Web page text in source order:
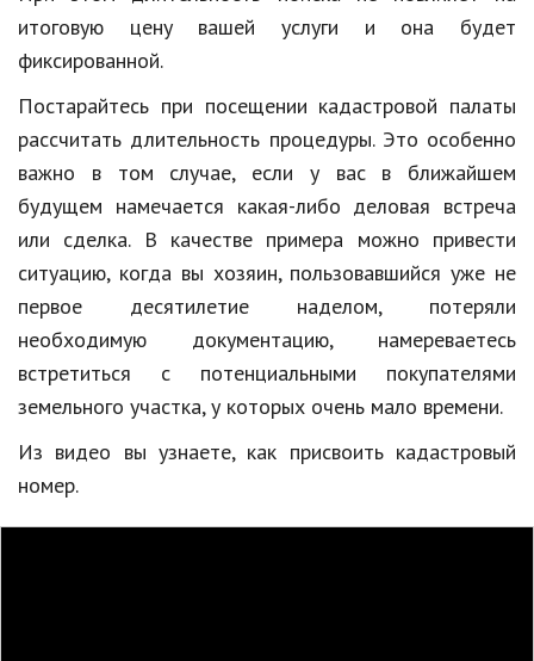
итоговую цену вашей услуги и она будет
фиксированной.
Постарайтесь при посещении кадастровой палаты
рассчитать длительность процедуры. Это особенно
важно в том случае, если у вас в ближайшем
будущем намечается какая-либо деловая встреча
или сделка. В качестве примера можно привести
ситуацию, когда вы хозяин, пользовавшийся уже не
первое десятилетие наделом, потеряли
необходимую документацию, намереваетесь
встретиться с потенциальными покупателями
земельного участка, у которых очень мало времени.
Из видео вы узнаете, как присвоить кадастровый
номер.